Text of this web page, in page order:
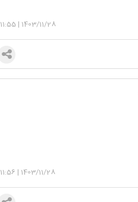
1403/11/28
|
11:55
1403/11/28
|
11:56